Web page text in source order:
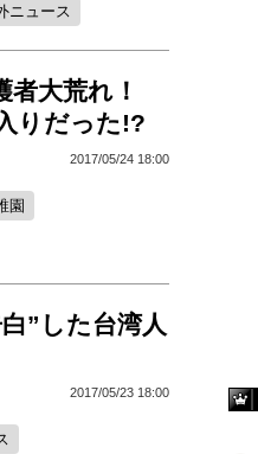
ニュース
者大荒れ！
りだった!?
2017/05/24 18:00
園
”した台湾人
2017/05/23 18:00